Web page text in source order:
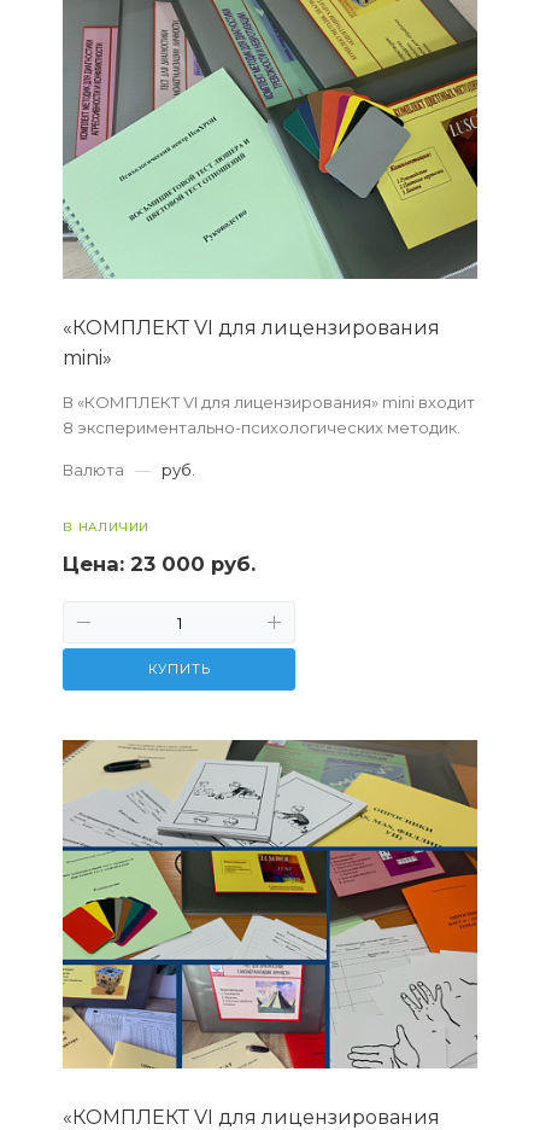
«КОМПЛЕКТ VI для лицензирования
mini»
В «КОМПЛЕКТ VI для лицензирования» mini входит
8 экспериментально-психологических методик.
Валюта — руб.
В НАЛИЧИИ
Цена: 23 000 руб.
КУПИТЬ
«КОМПЛЕКТ VI для лицензирования